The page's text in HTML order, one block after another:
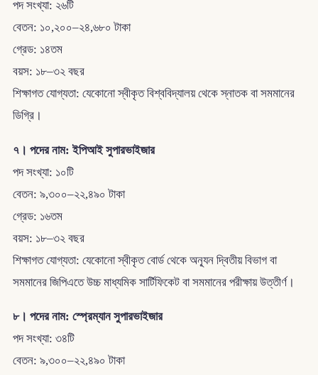
পদ সংখ্যা: ২৬টি
বেতন: ১০,২০০–২৪,৬৮০ টাকা
গ্রেড: ১৪তম
বয়স: ১৮–৩২ বছর
শিক্ষাগত যোগ্যতা: যেকোনো স্বীকৃত বিশ্ববিদ্যালয় থেকে স্নাতক বা সমমানের
ডিগ্রি।
৭। পদের নাম: ইপিআই সুপারভাইজার
পদ সংখ্যা: ১০টি
বেতন: ৯,৩০০–২২,৪৯০ টাকা
গ্রেড: ১৬তম
বয়স: ১৮–৩২ বছর
শিক্ষাগত যোগ্যতা: যেকোনো স্বীকৃত বোর্ড থেকে অন্যূন দ্বিতীয় বিভাগ বা
সমমানের জিপিএতে উচ্চ মাধ্যমিক সার্টিফিকেট বা সমমানের পরীক্ষায় উত্তীর্ণ।
৮। পদের নাম: স্প্রেম্যান সুপারভাইজার
পদ সংখ্যা: ৩৪টি
বেতন: ৯,৩০০–২২,৪৯০ টাকা